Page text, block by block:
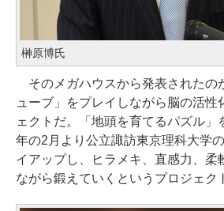
榊原博氏
そのメガハウスから発表されたの
ューブ」をプレイしながら脳の活性
ェクトだ。「地頭を育てるパズル」
年の2月より公立諏訪東京理科大学
イアップし、ヒラメキ、直感力、柔
ながら鍛えていくというプロジェク